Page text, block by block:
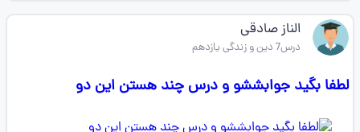
الناز صادقی
درس7 دین و زندگی یازدهم
لطفا بگید جوابششو و درس چند هستن این دو